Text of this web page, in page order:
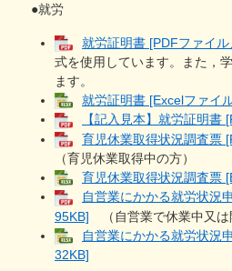
●就労
就労証明書 [PDFファイル
式を使用しています。また，
ます。
就労証明書 [Excelファイ
【記入見本】就労証明書
育児休業取得状況調査票
（育児休業取得中の方）​
育児休業取得状況調査票
自営業にかかる就労状況
95KB] （自営業で休業中又は
自営業にかかる就労状況
32KB]